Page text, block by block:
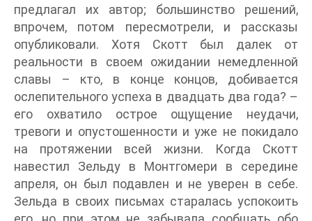
предлагал их автор; большинство решений,
впрочем, потом пересмотрели, и рассказы
опубликовали. Хотя Скотт был далек от
реальности в своем ожидании немедленной
славы – кто, в конце концов, добивается
ослепительного успеха в двадцать два года? –
его охватило острое ощущение неудачи,
тревоги и опустошенности и уже не покидало
на протяжении всей жизни. Когда Скотт
навестил Зельду в Монтгомери в середине
апреля, он был подавлен и не уверен в себе.
Зельда в своих письмах старалась успокоить